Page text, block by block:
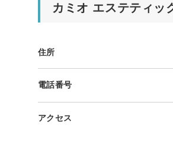
カミオ エステティッ
住所
電話番号
アクセス